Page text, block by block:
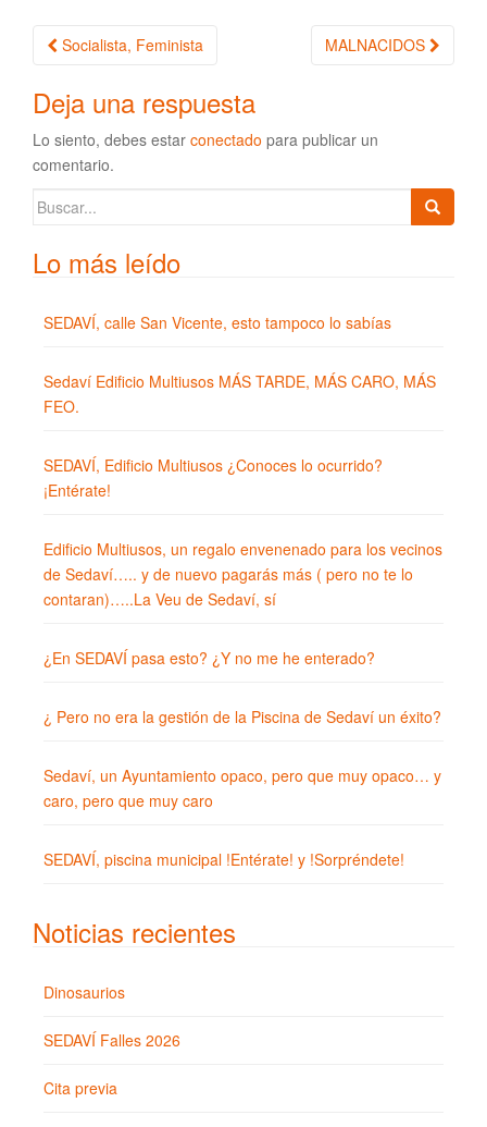
Navegación de la entrada
Socialista, Feminista MALNACIDOS
Deja una respuesta
Lo siento, debes estar conectado para publicar un
comentario.
Buscar:
Lo más leído
SEDAVÍ, calle San Vicente, esto tampoco lo sabías
Sedaví Edificio Multiusos MÁS TARDE, MÁS CARO, MÁS
FEO.
SEDAVÍ, Edificio Multiusos ¿Conoces lo ocurrido?
¡Entérate!
Edificio Multiusos, un regalo envenenado para los vecinos
de Sedaví….. y de nuevo pagarás más ( pero no te lo
contaran)…..La Veu de Sedaví, sí
¿En SEDAVÍ pasa esto? ¿Y no me he enterado?
¿ Pero no era la gestión de la Piscina de Sedaví un éxito?
Sedaví, un Ayuntamiento opaco, pero que muy opaco… y
caro, pero que muy caro
SEDAVÍ, piscina municipal !Entérate! y !Sorpréndete!
Noticias recientes
Dinosaurios
SEDAVÍ Falles 2026
Cita previa